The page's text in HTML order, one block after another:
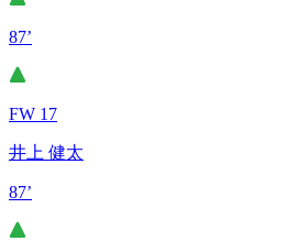
87’
FW 17
井上 健太
87’